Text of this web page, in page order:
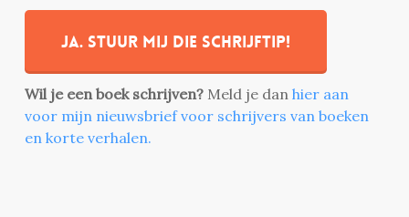
Ja. stuur mij die schrijftip!
Wil je een boek schrijven? Meld je dan hier aan
voor mijn nieuwsbrief voor schrijvers van boeken
en korte verhalen.